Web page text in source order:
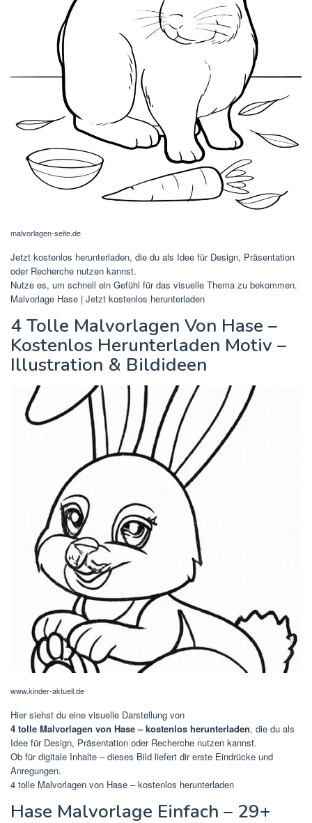
malvorlagen-seite.de
Jetzt kostenlos herunterladen, die du als Idee für Design, Präsentation
oder Recherche nutzen kannst.
Nutze es, um schnell ein Gefühl für das visuelle Thema zu bekommen.
Malvorlage Hase | Jetzt kostenlos herunterladen
4 Tolle Malvorlagen Von Hase –
Kostenlos Herunterladen Motiv –
Illustration & Bildideen
www.kinder-aktuell.de
Hier siehst du eine visuelle Darstellung von
4 tolle Malvorlagen von Hase – kostenlos herunterladen, die du als
Idee für Design, Präsentation oder Recherche nutzen kannst.
Ob für digitale Inhalte – dieses Bild liefert dir erste Eindrücke und
Anregungen.
4 tolle Malvorlagen von Hase – kostenlos herunterladen
Hase Malvorlage Einfach – 29+